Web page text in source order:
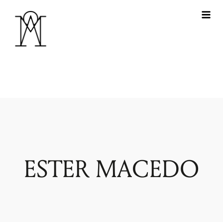
ESTER MACEDO